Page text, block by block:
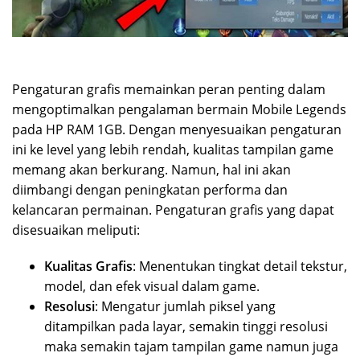
Pengaturan grafis memainkan peran penting dalam
mengoptimalkan pengalaman bermain Mobile Legends
pada HP RAM 1GB. Dengan menyesuaikan pengaturan
ini ke level yang lebih rendah, kualitas tampilan game
memang akan berkurang. Namun, hal ini akan
diimbangi dengan peningkatan performa dan
kelancaran permainan. Pengaturan grafis yang dapat
disesuaikan meliputi:
Kualitas Grafis: Menentukan tingkat detail tekstur,
model, dan efek visual dalam game.
Resolusi: Mengatur jumlah piksel yang
ditampilkan pada layar, semakin tinggi resolusi
maka semakin tajam tampilan game namun juga